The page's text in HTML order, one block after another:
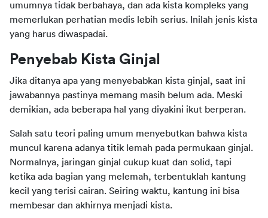
umumnya tidak berbahaya, dan ada kista kompleks yang
memerlukan perhatian medis lebih serius. Inilah jenis kista
yang harus diwaspadai.
Penyebab Kista Ginjal
Jika ditanya apa yang menyebabkan kista ginjal, saat ini
jawabannya pastinya memang masih belum ada. Meski
demikian, ada beberapa hal yang diyakini ikut berperan.
Salah satu teori paling umum menyebutkan bahwa kista
muncul karena adanya titik lemah pada permukaan ginjal.
Normalnya, jaringan ginjal cukup kuat dan solid, tapi
ketika ada bagian yang melemah, terbentuklah kantung
kecil yang terisi cairan. Seiring waktu, kantung ini bisa
membesar dan akhirnya menjadi kista.